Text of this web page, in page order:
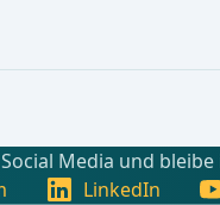
Media und
LinkedIn